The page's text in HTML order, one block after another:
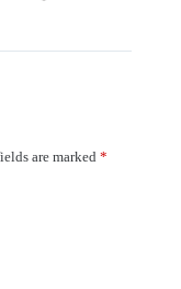
are marked *